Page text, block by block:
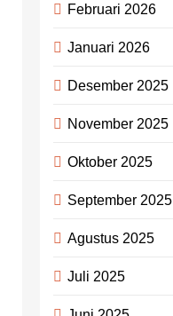
Februari 2026
Januari 2026
Desember 2025
November 2025
Oktober 2025
September 2025
Agustus 2025
Juli 2025